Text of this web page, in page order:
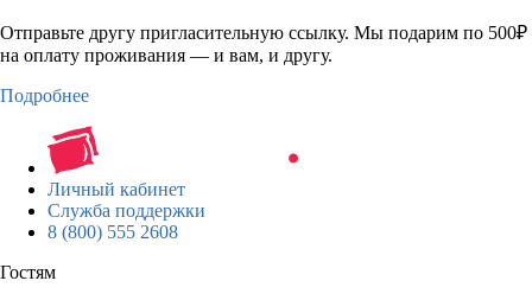
Отправьте другу пригласительную ссылку. Мы подарим по 500₽
на оплату проживания — и вам, и другу.
Подробнее
Личный кабинет
Служба поддержки
8 (800) 555 2608
Гостям